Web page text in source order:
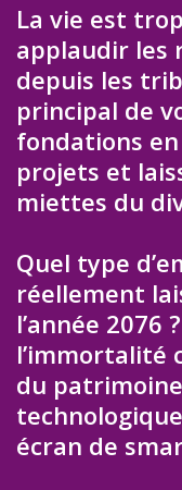
La vie est
applaudir les
depuis les
principal de
fondations
projets et
miettes du
Quel type
réellement
l’année 2076
l’immortalité
du
écran de